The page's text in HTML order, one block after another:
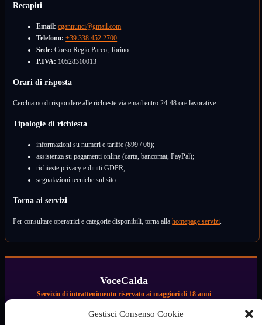
Gestisci Consenso Cookie
Recapiti
Email: cgannunci@gmail.com
Telefono: +39 338 452 2700
Sede: Corso Regio Parco, Torino
P.IVA: 10528310013
Orari di risposta
Cerchiamo di rispondere alle richieste via email entro 24-48 ore lavorative.
Tipologie di richiesta
informazioni su numeri e tariffe (899 / 06);
assistenza su pagamenti online (carta, bancomat, PayPal);
richieste privacy e diritti GDPR;
segnalazioni tecniche sul sito.
Torna ai servizi
Per consultare operatrici e categorie disponibili, torna allahomepage servizi.
VoceCalda
Servizio di intrattenimento riservato ai maggiori di 18 anni